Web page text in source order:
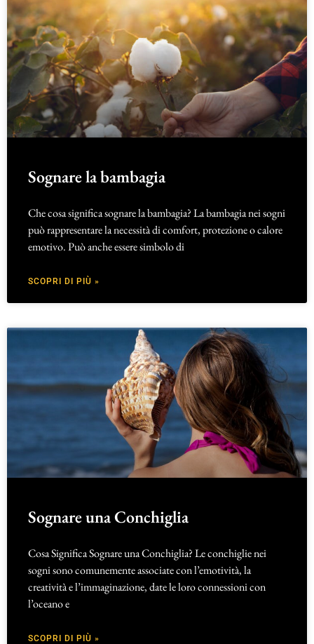
Sognare la bambagia
Che cosa significa sognare la bambagia? La bambagia nei sogni
può rappresentare la necessità di comfort, protezione o calore
emotivo. Può anche essere simbolo di
SCOPRI DI PIÙ »
Sognare una Conchiglia
Cosa Significa Sognare una Conchiglia? Le conchiglie nei
sogni sono comunemente associate con l’emotività, la
creatività e l’immaginazione, date le loro connessioni con
l’oceano e
SCOPRI DI PIÙ »